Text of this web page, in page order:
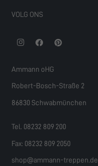
VOLG ONS
Ammann oHG
Robert-Bosch-Straße 2
86830 Schwabmünchen
Tel. 08232 809 200
Fax: 08232 809 2050
shop@ammann-treppen.de